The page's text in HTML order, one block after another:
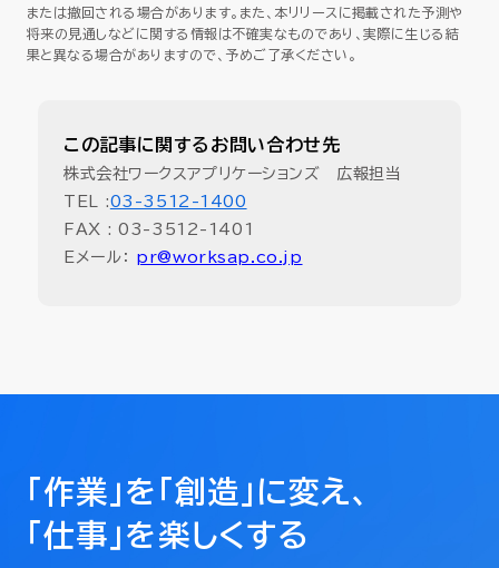
または撤回される場合があります。また、本リリースに掲載された予測や
将来の見通しなどに関する情報は不確実なものであり、実際に生じる結
果と異なる場合がありますので、予めご了承ください。
この記事に関するお問い合わせ先
株式会社ワークスアプリケーションズ 広報担当
TEL :03-3512-1400
FAX : 03-3512-1401
Eメール： pr@worksap.co.jp
「作業」を「創造」に変え、
「仕事」を楽しくする